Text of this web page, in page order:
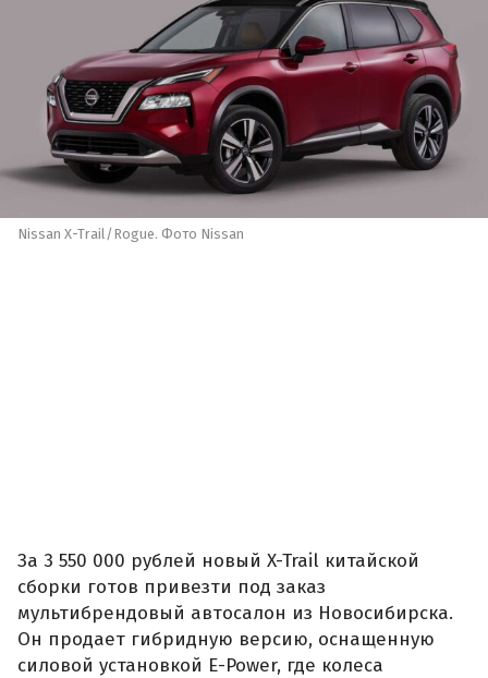
Nissan X-Trail/Rogue. Фото Nissan
За 3 550 000 рублей новый X-Trail китайской
сборки готов привезти под заказ
мультибрендовый автосалон из Новосибирска.
Он продает гибридную версию, оснащенную
силовой установкой E-Power, где колеса